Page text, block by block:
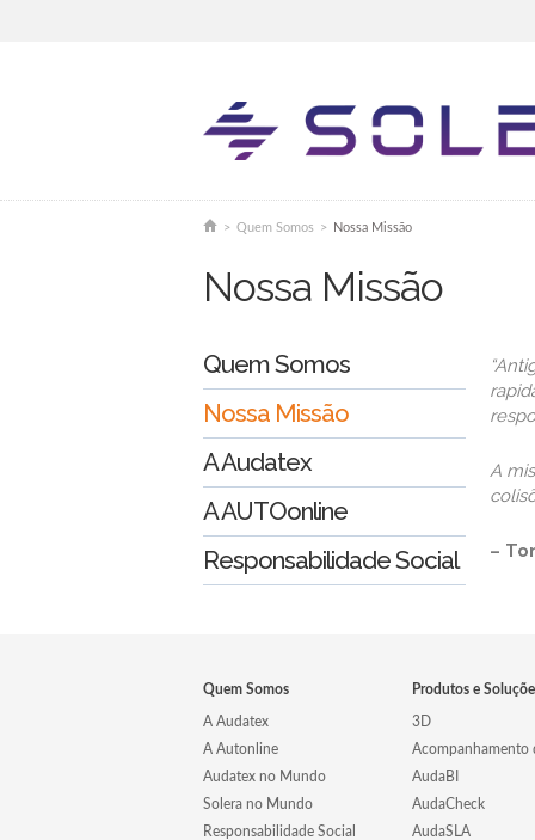
You are here
> Quem Somos > Nossa Missão
Nossa Missão
Quem Somos
Nossa Missão
A Audatex
A AUTOonline
Responsabilidade Social
A
–
Quem Somos
A Audatex
A Autonline
Audatex no Mundo
Solera no Mundo
Responsabilidade Social
Produtos e
3D
Acompanhamento
AudaBI
AudaCheck
AudaSLA